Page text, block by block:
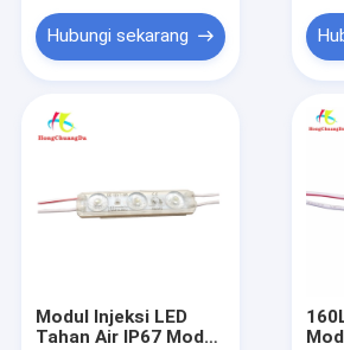
kasus
Modul Lampu LED
Modul Injeksi LED
Strip Neon Silikon LED
} Hubungi sekarang
Modul Injeksi LED
Tahan Air IP67 Modul